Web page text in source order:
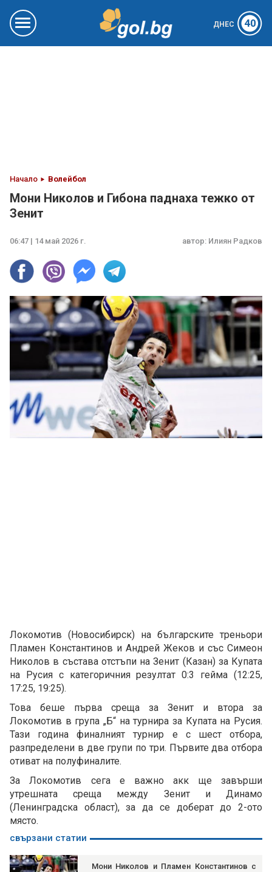
ДНЕС 40
Начало Волейбол
Мони Николов и Гибона паднаха тежко от
Зенит
06:47 | 14 май 2026 г. автор: Илиян Радков
Локомотив (Новосибирск) на българските треньори
Пламен Константинов и Андрей Жеков и със Симеон
Николов в състава отстъпи на Зенит (Казан) за Купата
на Русия с категоричния резултат 0:3 гейма (12:25,
17:25, 19:25).
Това беше първа среща за Зенит и втора за
Локомотив в група „Б“ на турнира за Купата на Русия.
Тази година финалният турнир е с шест отбора,
разпределени в две групи по три. Първите два отбора
отиват на полуфиналите.
За Локомотив сега е важно акк ще завърши
утрешната среща между Зенит и Динамо
(Ленинградска област), за да се доберат до 2-ото
място.
свързани статии
Мони Николов и Пламен Константинов с